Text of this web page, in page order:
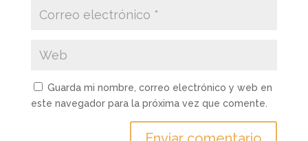
Guarda mi nombre, correo electrónico y web en
este navegador para la próxima vez que comente.